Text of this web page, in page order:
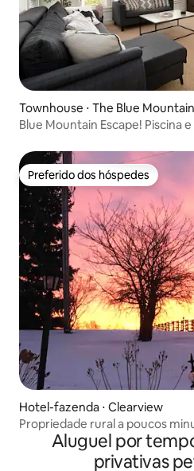
Townhouse ⋅ The Blue
Blue Mountain Escape! Piscina
Preferido dos hóspedes
Preferido dos hóspedes
Hotel-fazenda ⋅ Clearview
Propriedade rural a poucos
Aluguel por
privativas